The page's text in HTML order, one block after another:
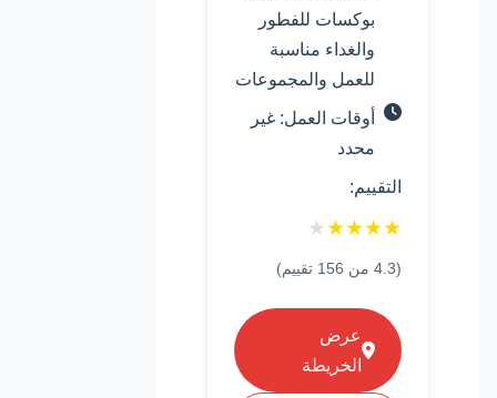
بوكسات للفطور
والغداء مناسبة
للعمل والمجموعات
أوقات العمل: غير
محدد
التقييم:
★
★
★
★
★
(
4.3 من 156 تقييم)
عرض
الخريطة